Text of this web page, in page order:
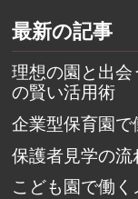
最新の記事
理想の園と出
の賢い活用術
企業型保育園で
保護者見学の
こども園で働